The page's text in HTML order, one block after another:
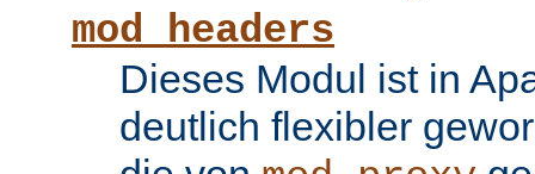
mod_headers
Dieses Modul ist in
deutlich flexibler